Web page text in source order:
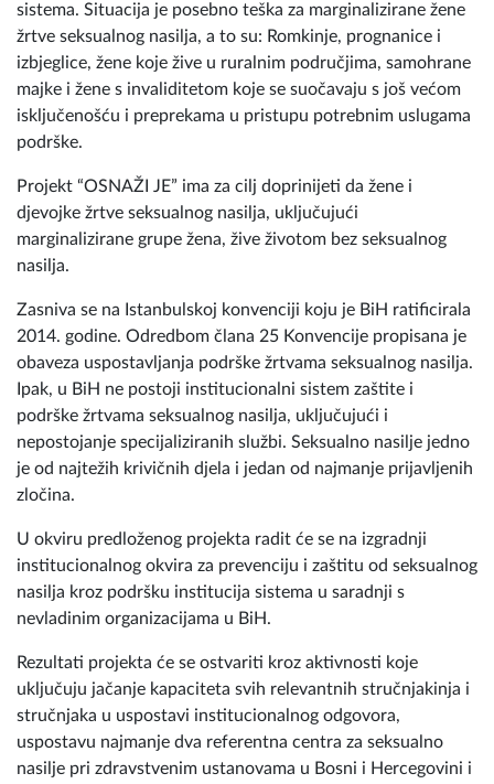
sistema. Situacija je posebno teška za marginalizirane žene
žrtve seksualnog nasilja, a to su: Romkinje, prognanice i
izbjeglice, žene koje žive u ruralnim područjima, samohrane
majke i žene s invaliditetom koje se suočavaju s još većom
isključenošću i preprekama u pristupu potrebnim uslugama
podrške.
Projekt “OSNAŽI JE” ima za cilj doprinijeti da žene i
djevojke žrtve seksualnog nasilja, uključujući
marginalizirane grupe žena, žive životom bez seksualnog
nasilja.
Zasniva se na Istanbulskoj konvenciji koju je BiH ratificirala
2014. godine. Odredbom člana 25 Konvencije propisana je
obaveza uspostavljanja podrške žrtvama seksualnog nasilja.
Ipak, u BiH ne postoji institucionalni sistem zaštite i
podrške žrtvama seksualnog nasilja, uključujući i
nepostojanje specijaliziranih službi. Seksualno nasilje jedno
je od najtežih krivičnih djela i jedan od najmanje prijavljenih
zločina.
U okviru predloženog projekta radit će se na izgradnji
institucionalnog okvira za prevenciju i zaštitu od seksualnog
nasilja kroz podršku institucija sistema u saradnji s
nevladinim organizacijama u BiH.
Rezultati projekta će se ostvariti kroz aktivnosti koje
uključuju jačanje kapaciteta svih relevantnih stručnjakinja i
stručnjaka u uspostavi institucionalnog odgovora,
uspostavu najmanje dva referentna centra za seksualno
nasilje pri zdravstvenim ustanovama u Bosni i Hercegovini i